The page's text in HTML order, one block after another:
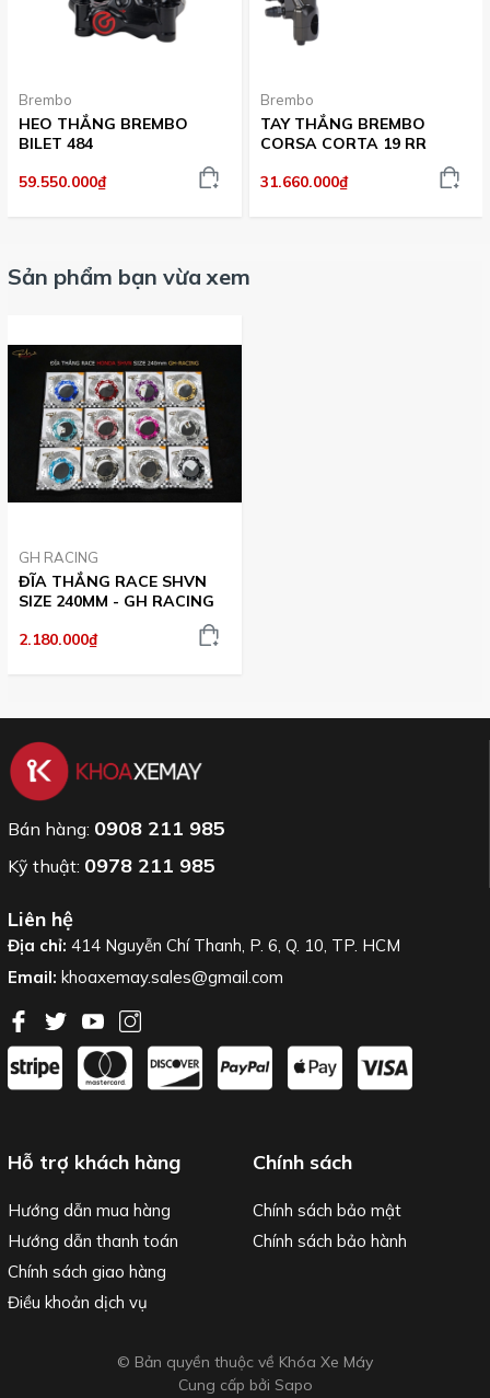
Brembo
HEO THẮNG BREMBO
BILET 484
59.550.000₫
Brembo
TAY THẮNG BREMBO
CORSA CORTA 19 RR
31.660.000₫
Sản phẩm bạn vừa xem
GH RACING
ĐĨA THẮNG RACE SHVN
SIZE 240MM - GH RACING
2.180.000₫
Bán hàng: 0908 211 985
Kỹ thuật: 0978 211 985
Liên hệ
Địa chỉ: 414 Nguyễn Chí Thanh, P. 6, Q. 10, TP. HCM
Email: khoaxemay.sales@gmail.com
Hỗ trợ khách hàng
Hướng dẫn mua hàng
Hướng dẫn thanh toán
Chính sách giao hàng
Điều khoản dịch vụ
Chính sách
Chính sách bảo mật
Chính sách bảo hành
© Bản quyền thuộc về Khóa Xe Máy
Cung cấp bởi Sapo